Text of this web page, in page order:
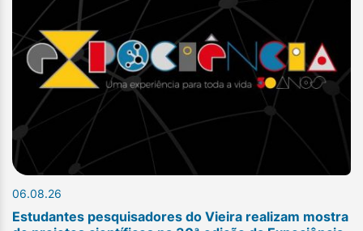
06.08.26
Estudantes pesquisadores do Vieira realizam mostra